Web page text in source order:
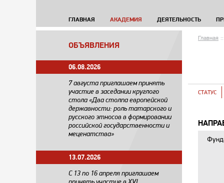
ГЛАВНАЯ АКАДЕМИЯ ДЕЯТЕЛЬНОСТЬ
ОБЪЯВЛЕНИЯ
06.08.2026
7 августа приглашаем принять
участие в заседании круглого
стола «Два столпа европейской
державности: роль татарского и
русского этносов в формировании
российской государственности и
меценатства»
13.07.2026
С 13 по 16 апреля приглашаем
Главная ::
СТАТУС